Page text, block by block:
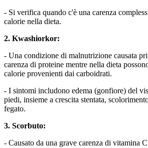
- Si verifica quando c'è una carenza
calorie nella dieta.
2. Kwashiorkor:
- Una condizione di malnutrizione causata
carenza di proteine ​​mentre nella dieta
calorie provenienti dai carboidrati.
- I sintomi includono edema (gonfiore) del
piedi, insieme a crescita stentata,
fegato.
3. Scorbuto:
- Causato da una grave carenza di vitamina